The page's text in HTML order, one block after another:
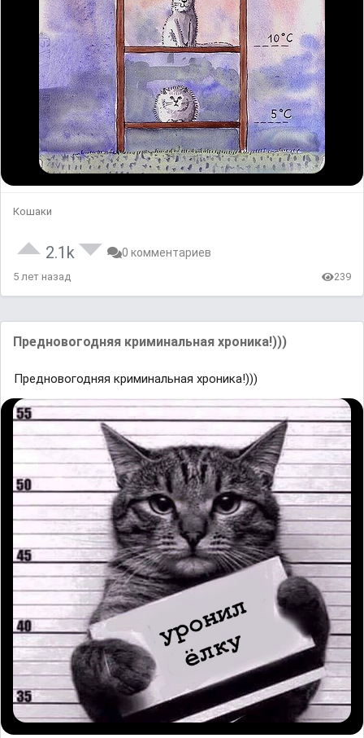
Кошаки
2.1k 0 комментариев
5 лет назад 239
Предновогодняя криминальная хроника!)))
Предновогодняя криминальная хроника!)))